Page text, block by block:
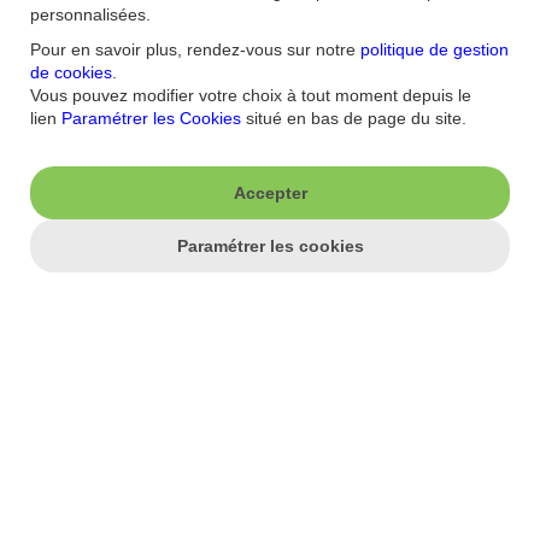
Nous contacter
Aide/FAQ
personnalisées.
Pour en savoir plus, rendez-vous sur notre politique de gestion
de cookies.
Vous pouvez modifier votre choix à tout moment depuis le
lien Paramétrer les Cookies situé en bas de page du site.
Accepter
Paramétrer les cookies